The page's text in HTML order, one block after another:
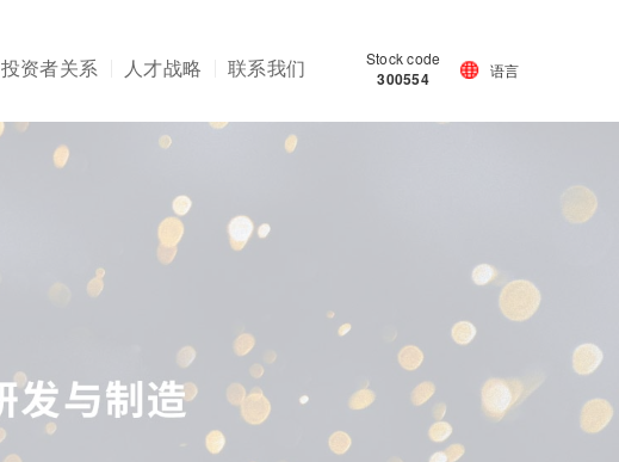
Stock code
300554 语言
投资者关系 人才战略 联系我们